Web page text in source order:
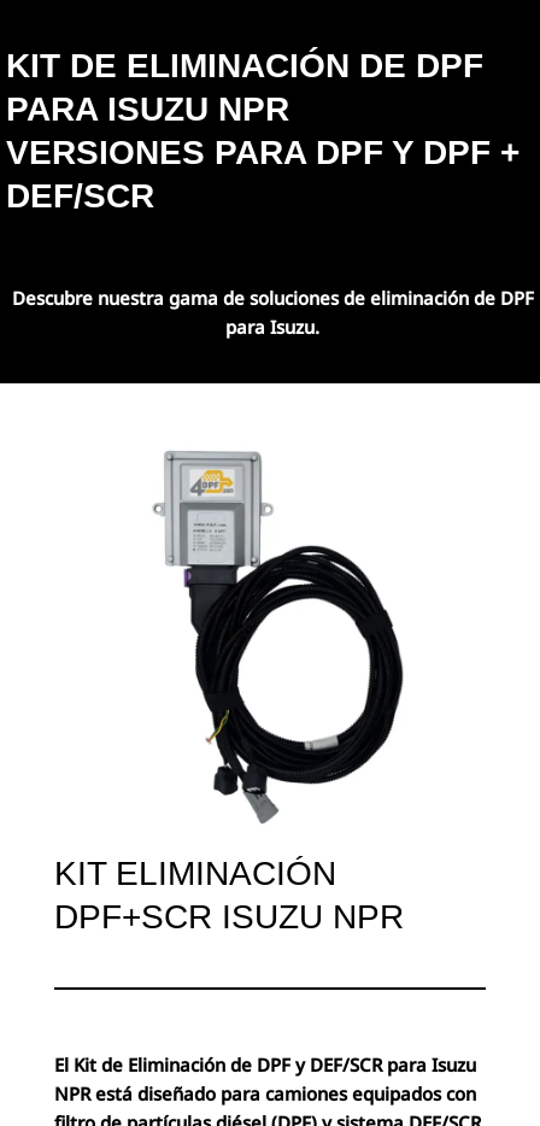
KIT DE ELIMINACIÓN DE DPF
PARA ISUZU NPR
VERSIONES PARA DPF Y DPF +
DEF/SCR
Descubre nuestra gama de soluciones de eliminación de DPF
para Isuzu.
KIT ELIMINACIÓN
DPF+SCR ISUZU NPR
El Kit de Eliminación de DPF y DEF/SCR para Isuzu
NPR está diseñado para camiones equipados con